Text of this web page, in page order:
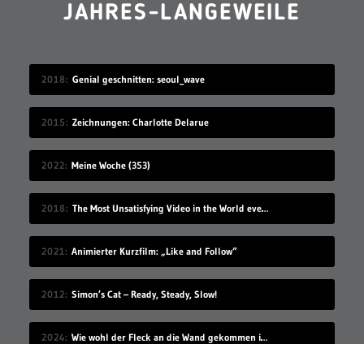
JAHRES-LANGEWEILE
2018 Genial geschnitten: seoul_wave
2015 Zeichnungen: Charlotte Delarue
2022 Meine Woche (353)
2018 The Most Unsatisfying Video in the World ever made – part 2
2021 Animierter Kurzfilm: „Like and Follow“
2012 Simon’s Cat – Ready, Steady, Slow!
2024 Wie wohl der Fleck an die Wand gekommen ist?